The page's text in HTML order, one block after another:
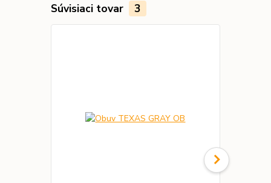
Súvisiaci tovar 3